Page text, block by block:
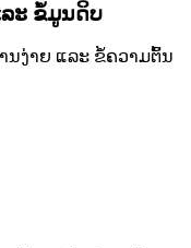
ະ ຂໍ້ມູນດິບ
ນງ່າຍ ແລະ ຂໍ້ຄວາມຕົ້ນ